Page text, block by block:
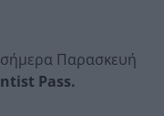
Παρασκευή
Pass.